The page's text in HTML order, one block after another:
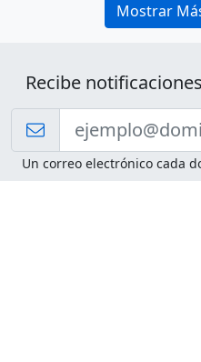
Mostrar
Recibe
Un correo electrónico cada